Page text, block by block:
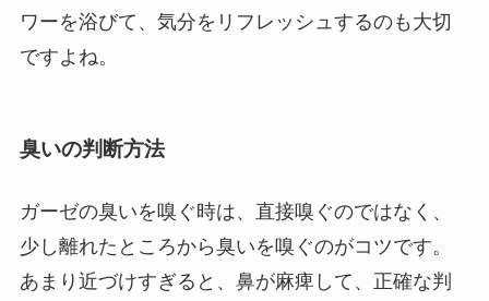
ワーを浴びて、気分をリフレッシュするのも大切
ですよね。
臭いの判断方法
ガーゼの臭いを嗅ぐ時は、直接嗅ぐのではなく、
少し離れたところから臭いを嗅ぐのがコツです。
あまり近づけすぎると、鼻が麻痺して、正確な判